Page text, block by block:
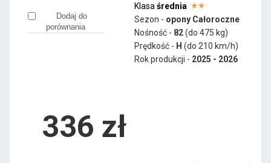
Dodaj do
porównania
Klasa średnia
Sezon - opony Całoroczne
Nośność - 82(do 475 kg)
Prędkość - H (do 210 km/h)
Rok produkcji - 2025 - 2026
336 zł